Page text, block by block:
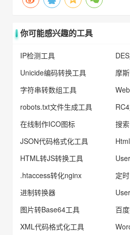
你可能感兴趣的工具
IP检测工具
Unicide编码转换工具
摩
字符串转数组工具
robots.txt文件生成工具
在线制作ICO图标
搜
JSON代码格式化工具
HTML转JS转换工具
.htaccess转化nginx
定
进制转换器
图片转Base64工具
百
XML代码格式化工具